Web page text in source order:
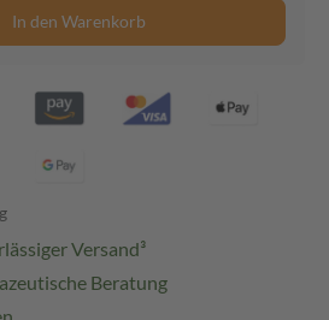
In den Warenkorb
Versand³
Beratung